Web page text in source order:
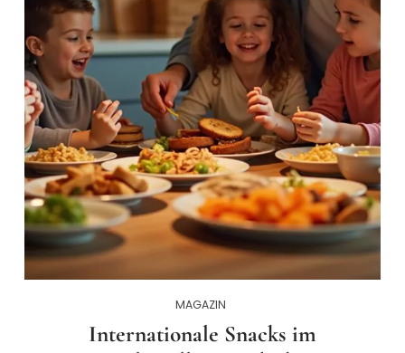
MAGAZIN
Internationale Snacks im